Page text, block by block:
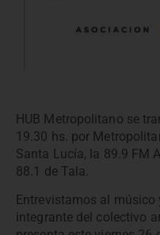
HUB Metropolitano se
19.30 hs. por
Santa Lucía, la 89.9 FM
88.1 de Tala.
Entrevistamos al
integrante del colectivo